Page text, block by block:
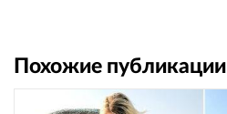
Похожие публикации